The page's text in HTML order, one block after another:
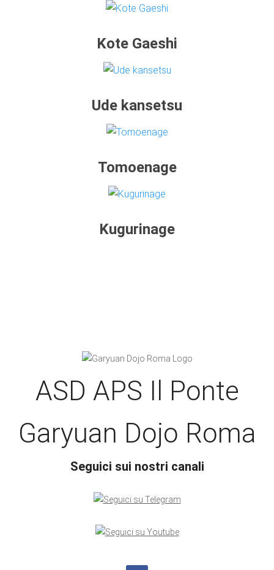
Kote Gaeshi
Ude kansetsu
Tomoenage
Kugurinage
ASD APS Il Ponte
Garyuan Dojo Roma
Seguici sui nostri canali